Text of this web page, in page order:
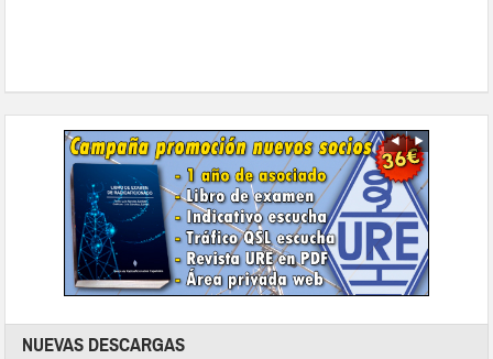
NUEVAS DESCARGAS